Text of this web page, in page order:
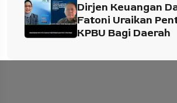
Dirjen Keuangan
Fatoni Uraikan
KPBU Bagi Daerah